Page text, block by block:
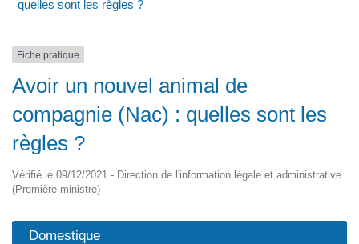
quelles sont les règles ?
Fiche pratique
Avoir un nouvel animal de
compagnie (Nac) : quelles sont les
règles ?
Vérifié le 09/12/2021 - Direction de l'information légale et administrative
(Première ministre)
Domestique